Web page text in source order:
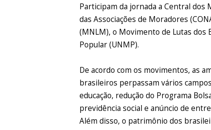
Participam da jornada a Central dos
das Associações de Moradores
(MNLM), o Movimento de Lutas dos
Popular (UNMP).
De acordo com os movimentos, as
brasileiros perpassam vários
educação, redução do Programa
previdência social e anúncio de
Além disso, o patrimônio dos